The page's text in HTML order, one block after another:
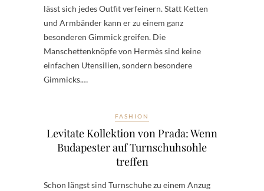
lässt sich jedes Outfit verfeinern. Statt Ketten
und Armbänder kann er zu einem ganz
besonderen Gimmick greifen. Die
Manschettenknöpfe von Hermès sind keine
einfachen Utensilien, sondern besondere
Gimmicks.…
FASHION
Levitate Kollektion von Prada: Wenn
Budapester auf Turnschuhsohle
treffen
Schon längst sind Turnschuhe zu einem Anzug